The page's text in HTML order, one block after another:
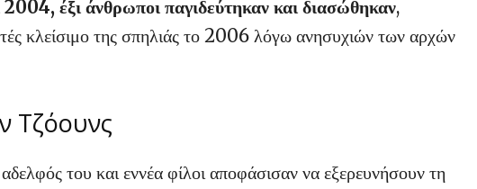
έξι άνθρωποι παγιδεύτηκαν και διασώθηκαν,
κλείσιμο της σπηλιάς το 2006 λόγω ανησυχιών των αρχών
Τζόουνς
του και εννέα φίλοι αποφάσισαν να εξερευνήσουν τη